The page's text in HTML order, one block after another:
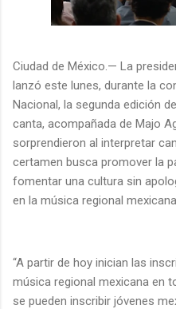
Ciudad de México.— La
lanzó este lunes, durante la
Nacional, la segunda edición
canta, acompañada de Majo
sorprendieron al interpretar
certamen busca promover la
fomentar una cultura sin
en la música regional
“A partir de hoy inician las
música regional mexicana en
se pueden inscribir jóvenes